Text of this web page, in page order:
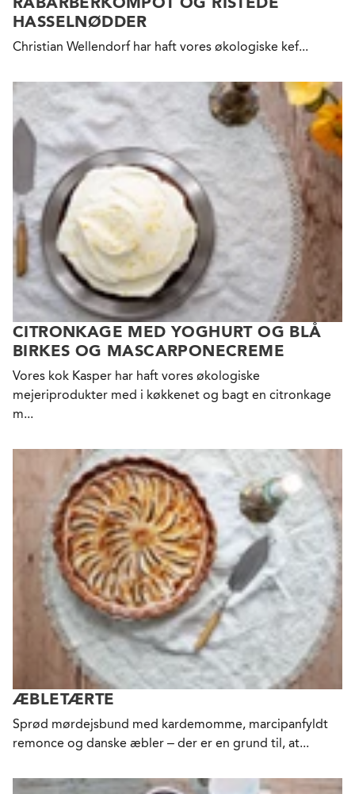
HASSELNØDDER
Christian Wellendorf har haft vores økologiske kef...
CITRONKAGE MED YOGHURT OG BLÅ
BIRKES OG MASCARPONECREME
Vores kok Kasper har haft vores økologiske
mejeriprodukter med i køkkenet og bagt en citronkage
m...
ÆBLETÆRTE
Sprød mørdejsbund med kardemomme, marcipanfyldt
remonce og danske æbler – der er en grund til, at...